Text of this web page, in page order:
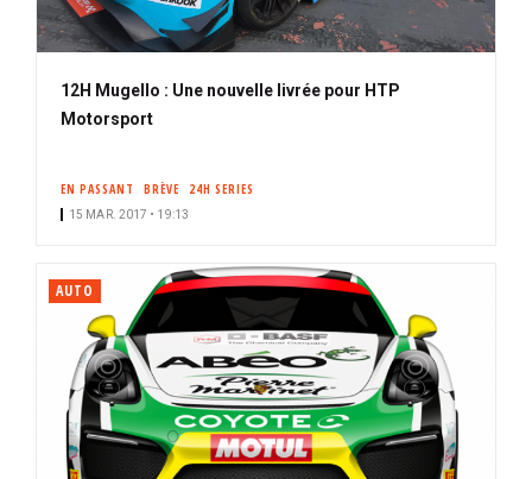
12H Mugello : Une nouvelle livrée pour HTP
Motorsport
EN PASSANT BRÈVE 24H SERIES
15 MAR. 2017 • 19:13
AUTO